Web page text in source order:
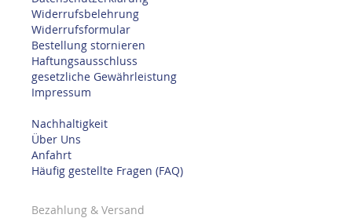
Widerrufsbelehrung
Widerrufsformular
Bestellung stornieren
Haftungsausschluss
gesetzliche Gewährleistung
Impressum
Nachhaltigkeit
Über Uns
Anfahrt
Häufig gestellte Fragen (FAQ)
Bezahlung & Versand